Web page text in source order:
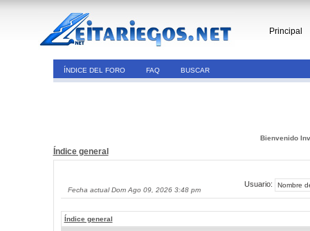
Principal
ÍNDICE DEL FORO FAQ BUSCAR
Bienvenido
Índice general
Fecha actual Dom Ago 09, 2026 3:48 pm
Usuario:
Índice general